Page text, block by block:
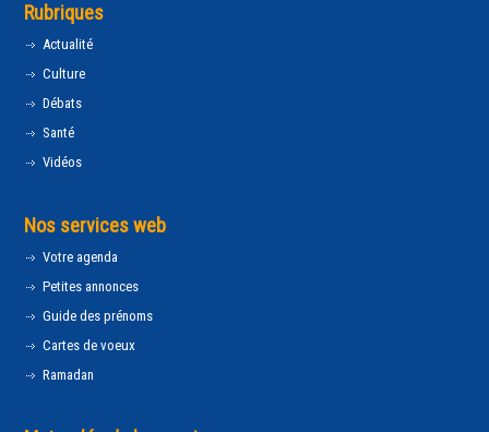
Rubriques
Actualité
Culture
Débats
Santé
Vidéos
Nos services web
Votre agenda
Petites annonces
Guide des prénoms
Cartes de voeux
Ramadan